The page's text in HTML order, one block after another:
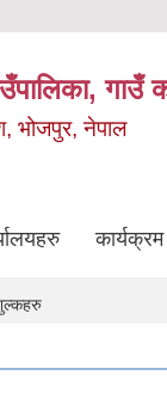
गाउँ
भोजपुर, नेपाल